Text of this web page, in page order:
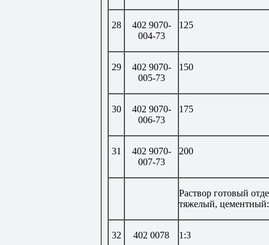
28
402 9070-
004-73
125
29
402 9070-
005-73
150
30
402 9070-
006-73
175
31
402 9070-
007-73
200
Раствор готовый
тяжелый, цементный:
32 402 0078 1:3